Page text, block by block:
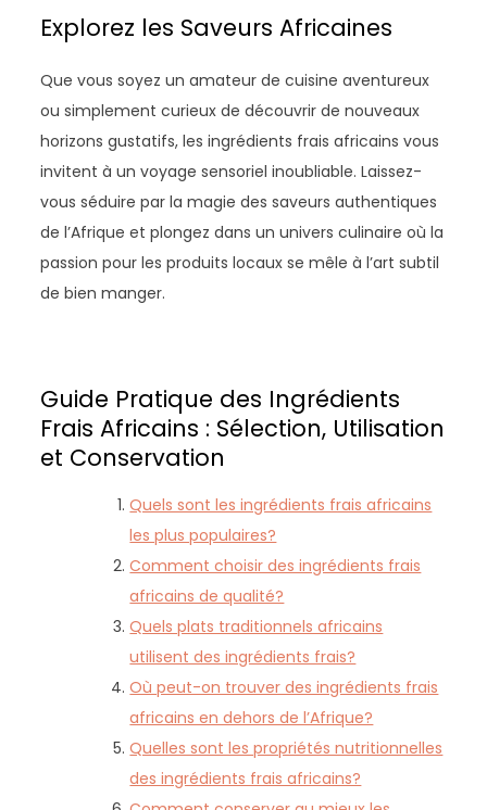
Explorez les Saveurs Africaines
Que vous soyez un amateur de cuisine aventureux
ou simplement curieux de découvrir de nouveaux
horizons gustatifs, les ingrédients frais africains vous
invitent à un voyage sensoriel inoubliable. Laissez-
vous séduire par la magie des saveurs authentiques
de l’Afrique et plongez dans un univers culinaire où la
passion pour les produits locaux se mêle à l’art subtil
de bien manger.
Guide Pratique des Ingrédients
Frais Africains : Sélection, Utilisation
et Conservation
Quels sont les ingrédients frais africains
les plus populaires?
Comment choisir des ingrédients frais
africains de qualité?
Quels plats traditionnels africains
utilisent des ingrédients frais?
Où peut-on trouver des ingrédients frais
africains en dehors de l’Afrique?
Quelles sont les propriétés nutritionnelles
des ingrédients frais africains?